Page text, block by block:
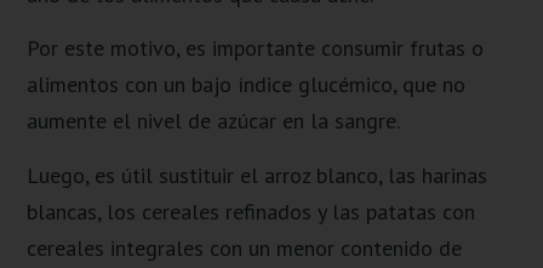
Por este motivo, es importante consumir frutas o
alimentos con un bajo índice glucémico, que no
aumente el nivel de azúcar en la sangre.
Luego, es útil sustituir el arroz blanco, las harinas
blancas, los cereales refinados y las patatas con
cereales integrales con un menor contenido de